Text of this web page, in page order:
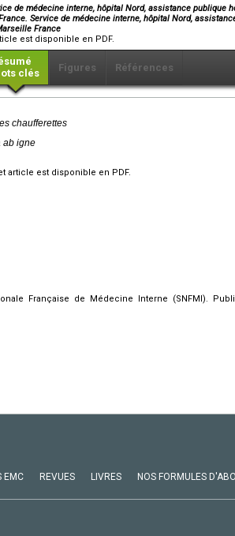
de médecine interne, hôpital Nord, assistance publique
Service de médecine interne, hôpital Nord,
France
est disponible en PDF.
clés
Figures Références
chaufferettes
ab igne
article est disponible en PDF.
Française de Médecine Interne (SNFMI).
EMC REVUES LIVRES NOS FORMULES